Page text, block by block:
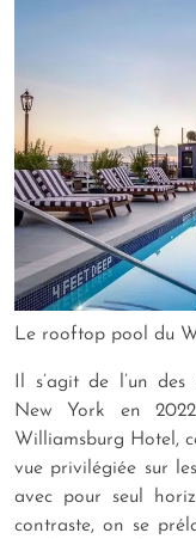
Le rooftop pool du
Il s’agit de l’un
New York en
Williamsburg Hotel,
vue privilégiée sur
avec pour seul
contraste, on se